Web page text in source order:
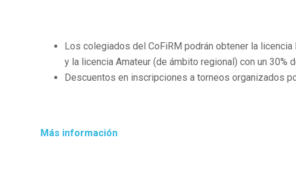
Los colegiados del CoFiRM podrán obtener la
y la licencia Amateur (de ámbito regional) con un 30%
Descuentos en inscripciones a torneos organizados
Más información